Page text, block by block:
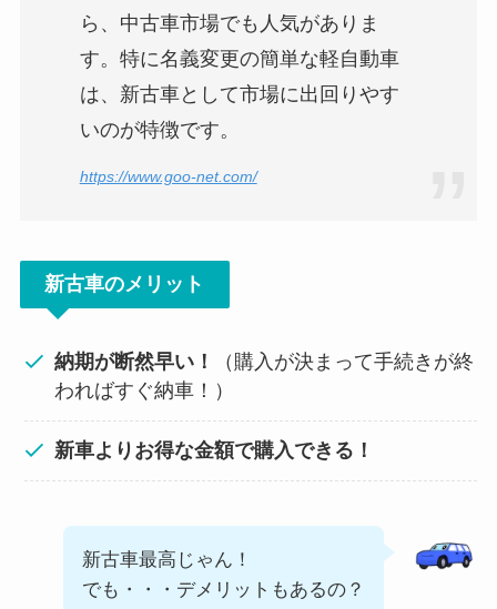
ら、中古車市場でも人気がありま
す。特に名義変更の簡単な軽自動車
は、新古車として市場に出回りやす
いのが特徴です。
https://www.goo-net.com/
新古車のメリット
納期が断然早い！
（購入が決まって手続きが終
わればすぐ納車！）
新車よりお得な金額で購入できる！
新古車最高じゃん！
でも・・・デメリットもあるの？